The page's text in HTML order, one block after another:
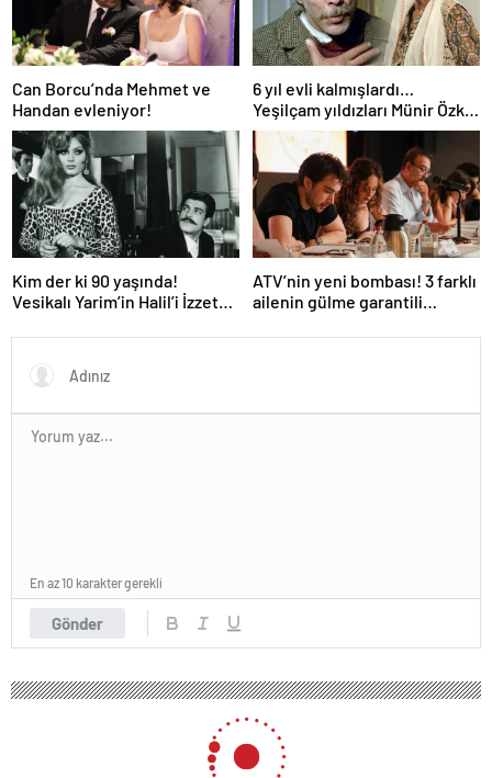
Can Borcu’nda Mehmet ve
Handan evleniyor!
6 yıl evli kalmışlardı…
Yeşilçam yıldızları Münir Özkul
ile Suna Selen’in kızları da
ünlü çıktı!
Kim der ki 90 yaşında!
Vesikalı Yarim’in Halil’i İzzet
oldu!
ATV’nin yeni bombası! 3 farklı
ailenin gülme garantili
Gönder
En az 10 karakter gerekli